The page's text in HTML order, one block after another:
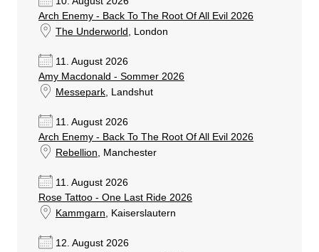
Arch Enemy - Back To The Root Of All Evil 2026
The Underworld , London
11. August 2026
Amy Macdonald - Sommer 2026
Messepark, Landshut
11. August 2026
Arch Enemy - Back To The Root Of All Evil 2026
Rebellion, Manchester
11. August 2026
Rose Tattoo - One Last Ride 2026
Kammgarn, Kaiserslautern
12. August 2026